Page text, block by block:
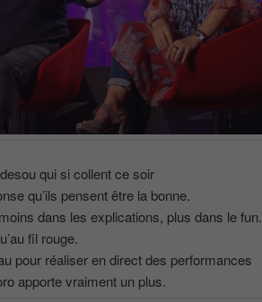
qui si collent ce soir
qu’ils pensent être la bonne.
dans les explications, plus dans le fun.
fil rouge.
pour réaliser en direct des performances
apporte vraiment un plus.